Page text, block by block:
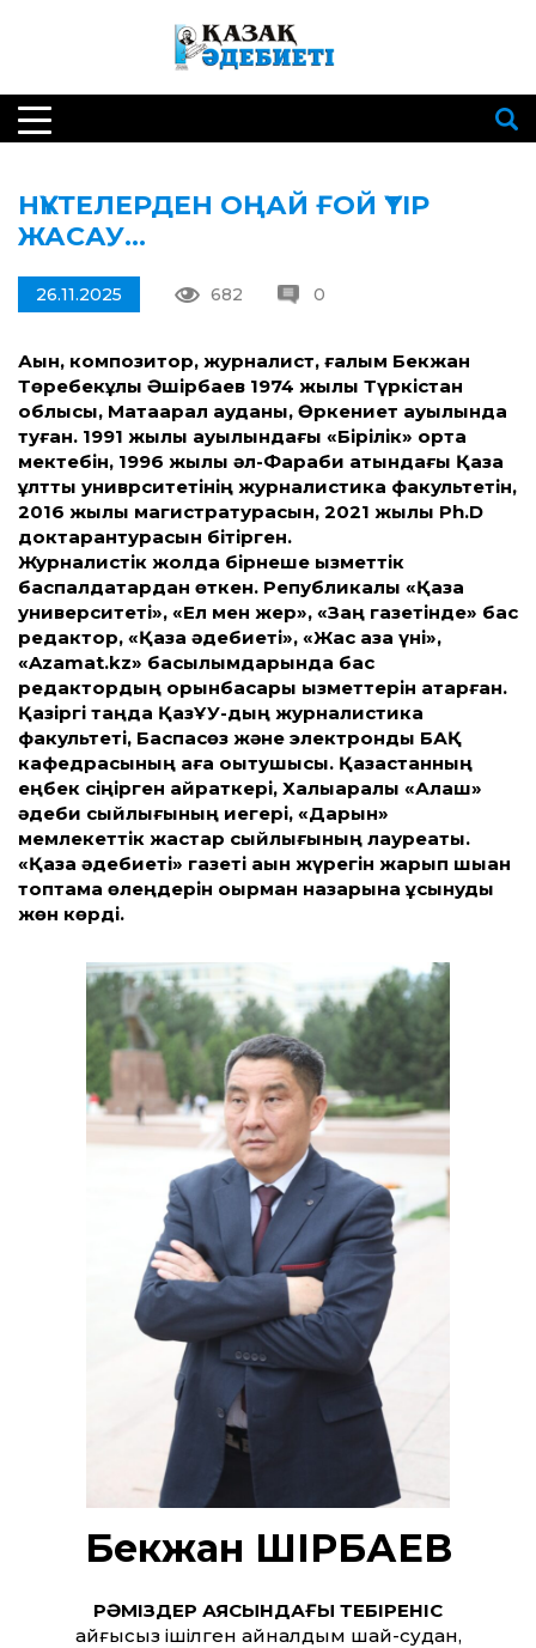
НҮКТЕЛЕРДЕН ОҢАЙ ҒОЙ ҮТІР
ЖАСАУ…
26.11.2025 682 0
Ақын, композитор, журналист, ғалым Бекжан
Төребекұлы Әшірбаев 1974 жылы Түркістан
облысы, Мақтаарал ауданы, Өркениет ауылында
туған. 1991 жылы ауылындағы «Бірілік» орта
мектебін, 1996 жылы әл-Фараби атындағы Қазақ
ұлттық униврситетінің журналистика факультетін,
2016 жылы магистратурасын, 2021 жылы Ph.D
доктарантурасын бітірген.
Журналистік жолда бірнеше қызметтік
баспалдақтардан өткен. Републикалық «Қазақ
университеті», «Ел мен жер», «Заң газетінде» бас
редактор, «Қазақ әдебиеті», «Жас қазақ үні»,
«Azamat.kz» басылымдарында бас
редактордың орынбасары қызметтерін атқарған.
Қазіргі таңда ҚазҰУ-дың журналистика
факультеті, Баспасөз және электронды БАҚ
кафедрасының аға оқытушысы. Қазақстанның
еңбек сіңірген қайраткері, Халықаралық «Алаш»
әдеби сыйлығының иегері, «Дарын»
мемлекеттік жастар сыйлығының лауреаты.
«Қазақ әдебиеті» газеті ақын жүрегін жарып шыққан
топтама өлеңдерін оқырман назарына ұсынуды
жөн көрді.
Бекжан ӘШІРБАЕВ
РӘМІЗДЕР АЯСЫНДАҒЫ ТЕБІРЕНІС
Қайғысыз ішілген айналдым шай-судан,